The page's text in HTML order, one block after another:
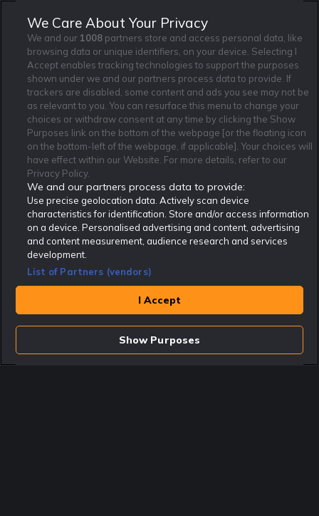
Jag vill få nyhetsbrev från Rekatochklart och jag är 18+. Regler
och villkor gäller. *
Rekatochklart.com är Sveriges ledande betting-community. 2017 nominerades
Rekatochklart som en av världens bästa spelinformations-sajter på spelbranschens egen
Oscarsgala EGR Awards.
Rekatochklart är oberoende och ej knutet till något specifikt spelbolag. Här hittar du
speltips, unika insättningsbonusar och erbjudanden från de största och mest seriösa
spelbolagen. En spelbok, spelskola, information om skador och avstängningar samt vårt
populära klotterplank.
Har du några frågor är du välkommen att
kontakta oss
Spela ansvarsfullt. Åldersgränsen för spel är 18+ Har ditt spelande blivit ett
problem? Kontakta stödlinjen på 020-81 91 00. Odds kan ändras. Alla odds var
korrekta vid den tidpunkt de publicerades. Spel utan konto innebär att man
Affiliate Modell
Om Rekatochklart
Kontakta oss
Redaktionen
Ansvarsfullt Spelande
F.A.Q
Nyhetsarkiv
Redaktionell policy
Cookie Policy
Användarvilkor
Integritetspolicy
Rekatochklart shop
We Care About Your Privacy
We and our 1008 partners store and access personal data, like
browsing data or unique identifiers, on your device. Selecting I
Accept enables tracking technologies to support the purposes
shown under we and our partners process data to provide. If
trackers are disabled, some content and ads you see may not be
as relevant to you. You can resurface this menu to change your
choices or withdraw consent at any time by clicking the Show
Purposes link on the bottom of the webpage [or the floating icon
on the bottom-left of the webpage, if applicable]. Your choices will
have effect within our Website. For more details, refer to our
Privacy Policy.
We and our partners process data to provide:
Use precise geolocation data. Actively scan device
characteristics for identification. Store and/or access information
on a device. Personalised advertising and content, advertising
and content measurement, audience research and services
development.
List of Partners (vendors)
I Accept
Show Purposes